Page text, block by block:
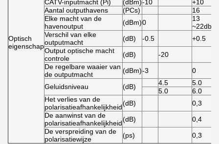
Optisch
eigenschap
CATV-inputmacht (Pi)
(dBm)-10
+10
Aantal outputhavens
(PCs) 16
Elke macht van de
havenoutput
(dBm)0
13
~22dbm
Verschil van elke
outputmacht
(dB) -0.5
+0.5
Output optische macht
controle
(dB)
-20
De regelbare waaier van
de outputmacht
(dBm)-3 0
Geluidsniveau (dB) 4.5
5.0
5.0
6.0
Het verlies van de
polarisatieafhankelijkheid(dB)
0,3
De aanwinst van de
polarisatieafhankelijkheid(dB)
0,4
De verspreiding van de
polarisatiewijze
(ps) 0,3